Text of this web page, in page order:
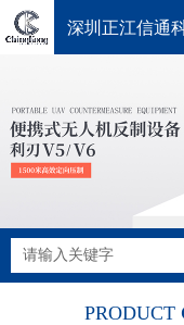
PRODUCT
深圳正江信通